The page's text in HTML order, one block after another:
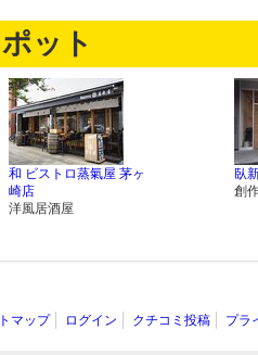
ット
和 ビストロ蒸氣屋 茅ヶ
崎店
洋風居酒屋
臥
創
マップ ログイン クチコミ投稿 プラ